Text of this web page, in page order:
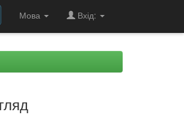
Мова Вхід: